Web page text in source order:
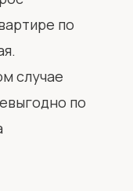
по
случае
по